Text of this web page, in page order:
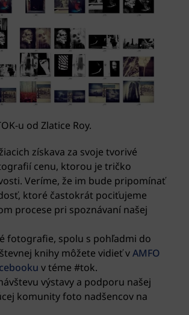
u od Zlatice Roy.
získava za svoje tvorivé
cenu, ktorou je tričko
Veríme, že im bude pripomínať
ktoré častokrát pociťujeme
procese pri spoznávaní našej
fotografie, spolu s pohľadmi do
knihy môžete vidieť vAMFO
v téme #tok.
výstavy a podporu našej
komunity foto nadšencov na